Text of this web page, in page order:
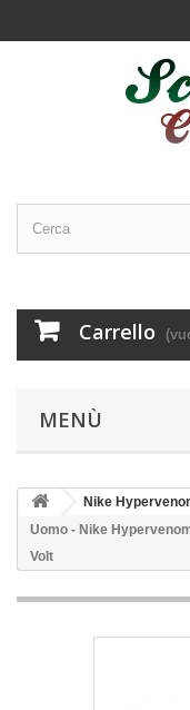
Carrello
MENÙ
Nike
Uomo - Nike
Volt